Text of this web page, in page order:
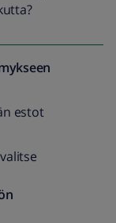
estot